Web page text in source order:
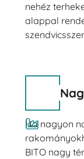
nehéz
alappal
Ha nagyon
BITO nagy